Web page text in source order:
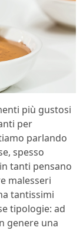
più gustosi
per
parlando
spesso
tanti pensano
malesseri
tantissimi
tipologie: ad
genere una